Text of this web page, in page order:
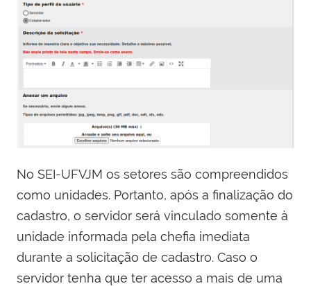
No SEI-UFVJM os setores são compreendidos
como unidades. Portanto, após a finalização do
cadastro, o servidor será vinculado somente à
unidade informada pela chefia imediata
durante a solicitação de cadastro. Caso o
servidor tenha que ter acesso a mais de uma